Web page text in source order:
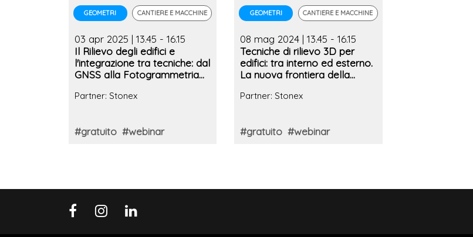
GEOMETRI CANTIERE E MACCHINE
03 apr 2025 | 13.45 - 16.15
Il Rilievo degli edifici e
l'integrazione tra tecniche: dal
GNSS alla Fotogrammetria
Partner: Stonex
#gratuito #webinar
GEOMETRI CANTIERE E MACCHINE
08 mag 2024 | 13.45 - 16.15
Tecniche di rilievo 3D per
edifici: tra interno ed esterno.
La nuova frontiera della
Digitale
Partner: Stonex
#gratuito #webinar